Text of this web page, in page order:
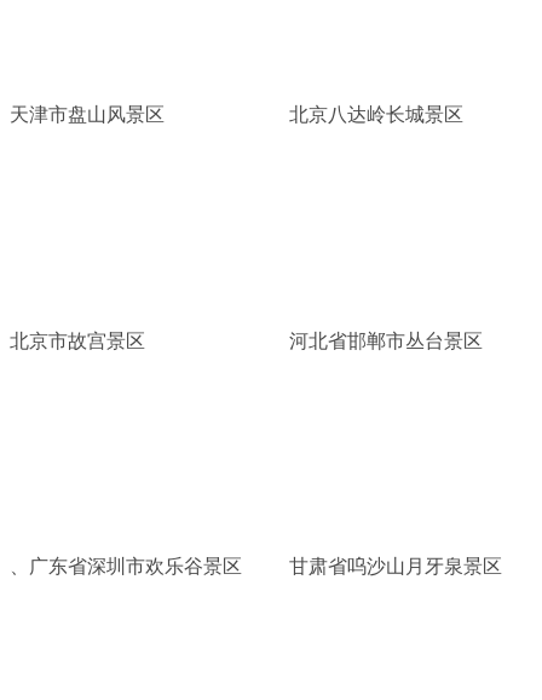
天津市盘山风景区 北京八达岭长城景区
北京市故宫景区 河北省邯郸市丛台景区
、广东省深圳市欢乐谷景区 甘肃省呜沙山月牙泉景区